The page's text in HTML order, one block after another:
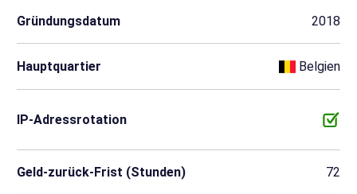
Gründungsdatum 2018
Hauptquartier Belgien
IP-Adressrotation
Geld-zurück-Frist (Stunden) 72